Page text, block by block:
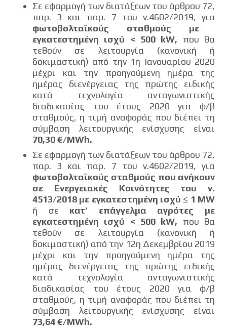
Σε εφαρμογή των διατάξεων του άρθρου 72,
παρ. 3 και παρ. 7 του ν.4602/2019, για
φωτοβολταϊκούς σταθμούς με
εγκατεστημένη ισχύ < 500 kW, που θα
τεθούν σε λειτουργία (κανονική ή
δοκιμαστική) από την 1η Ιανουαρίου 2020
μέχρι και την προηγούμενη ημέρα της
ημέρας διενέργειας της πρώτης ειδικής
κατά τεχνολογία ανταγωνιστικής
διαδικασίας του έτους 2020 για φ/β
σταθμούς, η τιμή αναφοράς που διέπει τη
σύμβαση λειτουργικής ενίσχυσης είναι
70,30 €/MWh.
Σε εφαρμογή των διατάξεων του άρθρου 72,
παρ. 3 και παρ. 7 του ν.4602/2019, για
φωτοβολταϊκούς σταθμούς που ανήκουν
σε Ενεργειακές Κοινότητες του ν.
4513/2018 με εγκατεστημένη ισχύ ≤ 1 MW
ή σε κατ’ επάγγελμα αγρότες με
εγκατεστημένη ισχύ < 500 kW, που θα
τεθούν σε λειτουργία (κανονική ή
δοκιμαστική) από την 12η Δεκεμβρίου 2019
μέχρι και την προηγούμενη ημέρα της
ημέρας διενέργειας της πρώτης ειδικής
κατά τεχνολογία ανταγωνιστικής
διαδικασίας του έτους 2020 για φ/β
σταθμούς, η τιμή αναφοράς που διέπει τη
σύμβαση λειτουργικής ενίσχυσης είναι
73,64 €/MWh.